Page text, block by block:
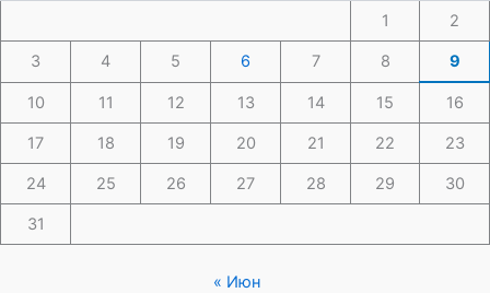
1 2
3 4 5 6 7 8 9
10 11 12 13 14 15 16
17 18 19 20 21 22 23
24 25 26 27 28 29 30
31
« Июн